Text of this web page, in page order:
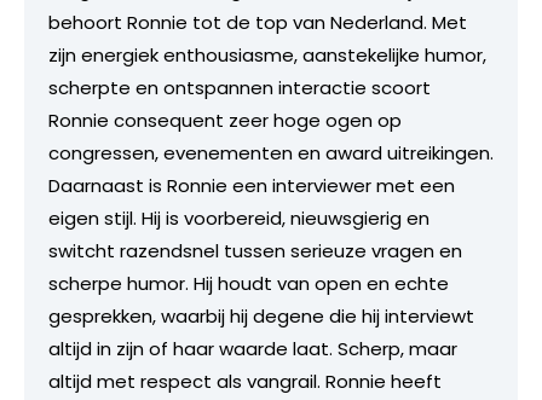
behoort Ronnie tot de top van Nederland. Met
zijn energiek enthousiasme, aanstekelijke humor,
scherpte en ontspannen interactie scoort
Ronnie consequent zeer hoge ogen op
congressen, evenementen en award uitreikingen.
Daarnaast is Ronnie een interviewer met een
eigen stijl. Hij is voorbereid, nieuwsgierig en
switcht razendsnel tussen serieuze vragen en
scherpe humor. Hij houdt van open en echte
gesprekken, waarbij hij degene die hij interviewt
altijd in zijn of haar waarde laat. Scherp, maar
altijd met respect als vangrail. Ronnie heeft